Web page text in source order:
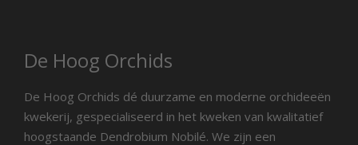
De Hoog Orchids
De Hoog Orchids dé duurzame en moderne orchideeën
kwekerij, gespecialiseerd in het kweken van kwalitatief
hoogstaande Dendrobium Nobilé. We zijn een